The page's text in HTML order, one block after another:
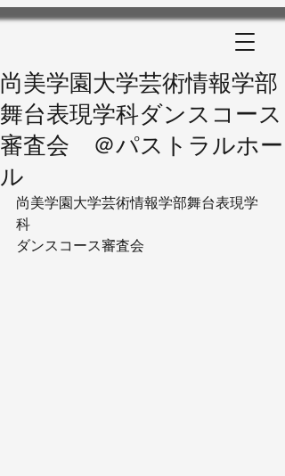
尚美学園大学芸術情報学部
舞台表現学科ダンスコース
審査会 ＠パストラルホー
ル
尚美学園大学芸術情報学部舞台表現学
科
ダンスコース審査会